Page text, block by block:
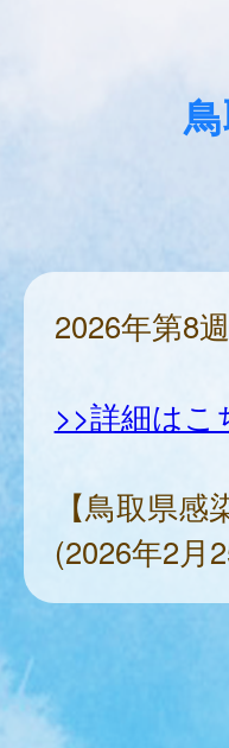
2026年第8
>>詳細はこ
【鳥取県
(2026年2月